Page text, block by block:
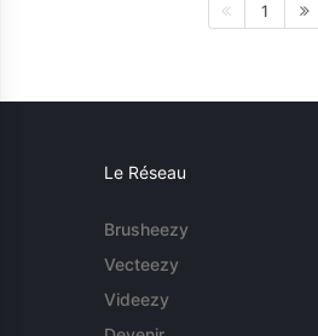
1
Le Réseau
Brusheezy
Vecteezy
Videezy